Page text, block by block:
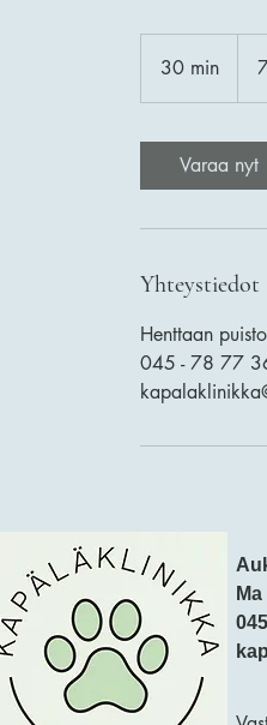
30 min
0
Varaa nyt
Yhteystiedot
Henttaan
045 - 78 77